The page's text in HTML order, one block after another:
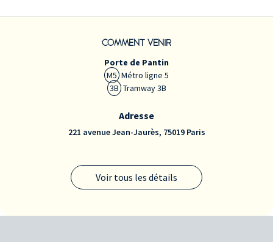
COMMENT VENIR
Voir tous les détails
Porte de Pantin
M5 Métro ligne 5
3B Tramway 3B
Adresse
221 avenue Jean-Jaurès, 75019 Paris